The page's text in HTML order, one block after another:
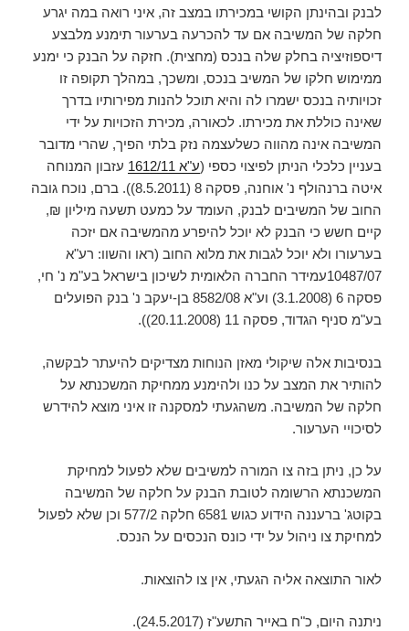
לבנק ובהינתן הקושי במכירתו במצב זה, איני רואה במה יגרע
חלקה של המשיבה אם עד להכרעה בערעור תימנע מלבצע
דיספוזיציה בחלק שלה בנכס (מחצית). חזקה על הבנק כי ימנע
ממימוש חלקו של המשיב בנכס, ומשכך, במהלך תקופה זו
זכויותיה בנכס ישמרו לה והיא תוכל להנות מפירותיו בדרך
שאינה כוללת את מכירתו. לכאורה, מכירת הזכויות על ידי
המשיבה אינה מהווה כשלעצמה נזק בלתי הפיך, שהרי מדובר
בעניין כלכלי הניתן לפיצוי כספי (ע"א 1612/11
עזבון המנוחה
איטה ברנהולף נ' אוחנה, פסקה 8 (8.5.2011)). ברם, נוכח גובה
החוב של המשיבים לבנק, העומד על כמעט תשעה מיליון ₪,
קיים חשש כי הבנק לא יוכל להיפרע מהמשיבה אם יזכה
בערעורו ולא יוכל לגבות את מלוא החוב (ראו והשוו: רע"א
10487/07עמידר החברה הלאומית לשיכון בישראל בע"מ נ' חי,
פסקה 6 (3.1.2008) וע"א 8582/08 בן-יעקב נ' בנק הפועלים
בע"מ סניף הגדוד, פסקה 11 (20.11.2008)).
בנסיבות אלה שיקולי מאזן הנוחות מצדיקים להיעתר לבקשה,
להותיר את המצב על כנו ולהימנע ממחיקת המשכנתא על
חלקה של המשיבה. משהגעתי למסקנה זו איני מוצא להידרש
לסיכויי הערעור.
על כן, ניתן בזה צו המורה למשיבים שלא לפעול למחיקת
המשכנתא הרשומה לטובת הבנק על חלקה של המשיבה
בקוטג' ברעננה הידוע כגוש 6581 חלקה 577/2 וכן שלא לפעול
למחיקת צו ניהול על ידי כונס הנכסים על הנכס.
לאור התוצאה אליה הגעתי, אין צו להוצאות.
ניתנה היום, כ"ח באייר התשע"ז (24.5.2017).